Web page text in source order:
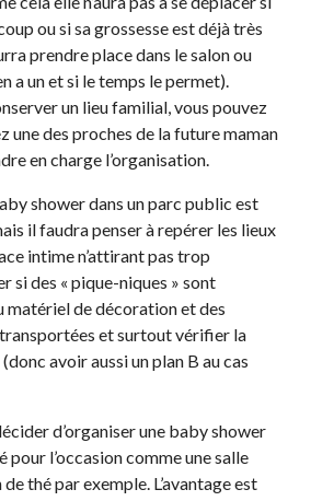
ou si sa grossesse est déjà très
prendre place dans le salon ou
a un et si le temps le permet).
un lieu familial, vous pouvez
une des proches de la future maman
en charge l’organisation.
shower dans un parc public est
il faudra penser à repérer les lieux
intime n’attirant pas trop
si des « pique-niques » sont
matériel de décoration et des
et surtout vérifier la
avoir aussi un plan B au cas
d’organiser une baby shower
pour l’occasion comme une salle
de thé par exemple. L’avantage est